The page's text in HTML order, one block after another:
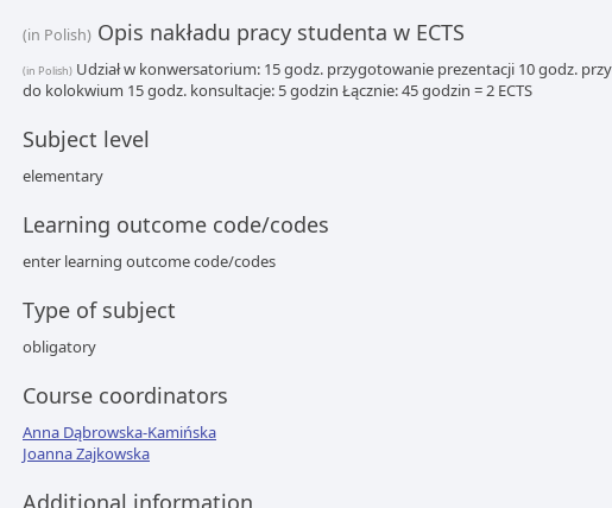
(in Polish) Opis nakładu pracy studenta w ECTS
(in Polish) Udział w konwersatorium: 15 godz. przygotowanie prezentacji 10 godz.
do kolokwium 15 godz. konsultacje: 5 godzin Łącznie: 45 godzin = 2 ECTS
Subject level
elementary
Learning outcome code/codes
enter learning outcome code/codes
Type of subject
obligatory
Course coordinators
Anna Dąbrowska-Kamińska
Joanna Zajkowska
Additional information